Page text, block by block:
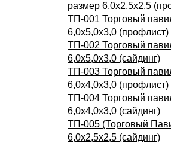
размер 6,0х2,5х2,5
ТП-001 Торговый
6,0х5,0х3,0 (профлист)
ТП-002 Торговый
6,0х5,0х3,0 (сайдинг)
ТП-003 Торговый
6,0х4,0х3,0 (профлист)
ТП-004 Торговый
6,0х4,0х3,0 (сайдинг)
ТП-005 (Торговый
6,0х2,5х2,5 (сайдинг)